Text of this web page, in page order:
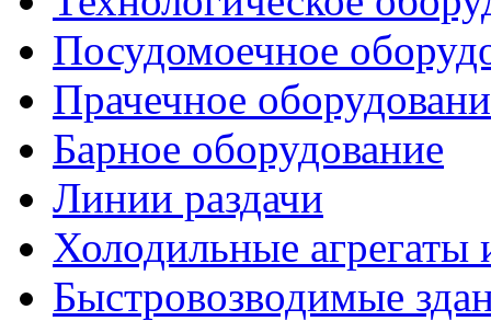
Посудомоечное
Прачечное
Барное оборудование
Линии раздачи
Холодильные агрегаты
Быстровозводимые